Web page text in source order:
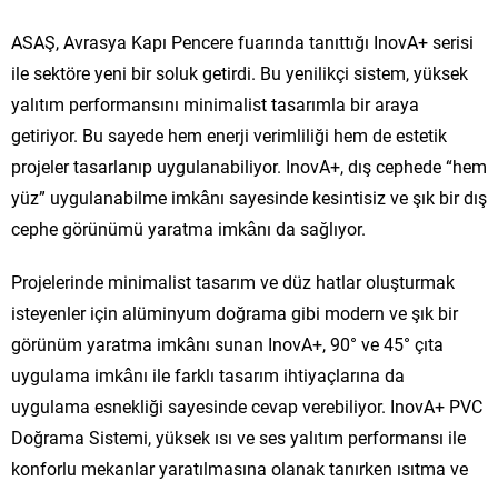
ASAŞ, Avrasya Kapı Pencere fuarında tanıttığı InovA+ serisi
ile sektöre yeni bir soluk getirdi. Bu yenilikçi sistem, yüksek
yalıtım performansını minimalist tasarımla bir araya
getiriyor. Bu sayede hem enerji verimliliği hem de estetik
projeler tasarlanıp uygulanabiliyor. InovA+, dış cephede “hem
yüz” uygulanabilme imkânı sayesinde kesintisiz ve şık bir dış
cephe görünümü yaratma imkânı da sağlıyor.
Projelerinde minimalist tasarım ve düz hatlar oluşturmak
isteyenler için alüminyum doğrama gibi modern ve şık bir
görünüm yaratma imkânı sunan InovA+, 90° ve 45° çıta
uygulama imkânı ile farklı tasarım ihtiyaçlarına da
uygulama esnekliği sayesinde cevap verebiliyor. InovA+ PVC
Doğrama Sistemi, yüksek ısı ve ses yalıtım performansı ile
konforlu mekanlar yaratılmasına olanak tanırken ısıtma ve